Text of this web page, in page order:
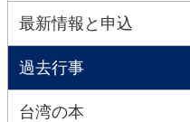
最新情報と申込
過去行事
台湾の本